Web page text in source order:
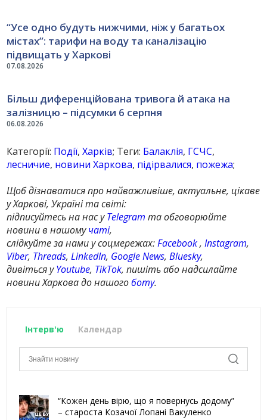
07.08.2026
“Усе одно будуть нижчими, ніж у багатьох
містах”: тарифи на воду та каналізацію
підвищать у Харкові
06.08.2026
Більш диференційована тривога й атака на
залізницю – підсумки 6 серпня
Категорії: Події,Харків; Теги: Балаклія, ГСЧС,
лесничие, новини Харкова, підірвалися, пожежа;
Щоб дізнаватися про найважливіше, актуальне, цікаве
у Харкові, Україні та світі:
підписуйтесь на нас уTelegram та обговорюйте
новини в нашомучаті,
слідкуйте за нами у соцмережах:Facebook,Instagram,
Viber, Threads,LinkedIn, Google News,Bluesky,
дивіться уYoutube, TikTok, пишіть або надсилайте
новини Харкова до нашогоботу.
Інтерв'ю Календар
“Кожен день вірю, що я повернусь додому”
– староста Козачої Лопані Вакуленко